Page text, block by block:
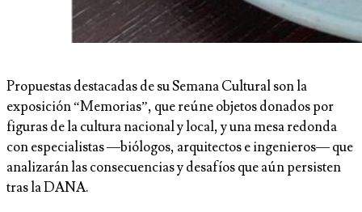
Propuestas destacadas de su Semana Cultural son la
exposición “Memorias”, que reúne objetos donados por
figuras de la cultura nacional y local, y una mesa redonda
con especialistas —biólogos, arquitectos e ingenieros— que
analizarán las consecuencias y desafíos que aún persisten
tras la DANA.